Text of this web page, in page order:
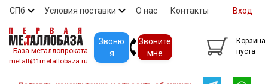
СПб Условия поставки О нас Контакты
Скидки Прайс Покупателям
Вход
База металлопроката
metall@1metallobaza.ru
Звоню
я
Звоните
мне
Корзина
пуста